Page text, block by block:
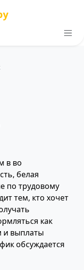
в во
белая
по трудовому
тем, кто хочет
как
и выплаты
обсуждается